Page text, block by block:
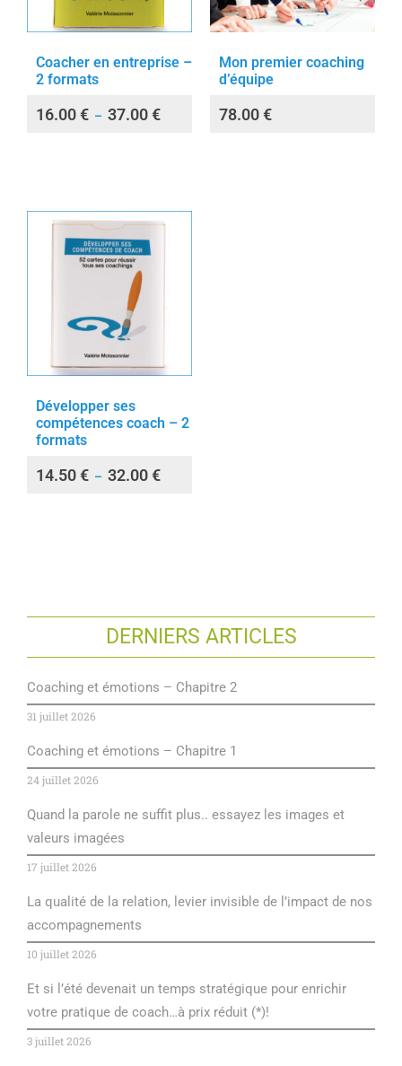
Coacher en entreprise –
2 formats
16.00€ – 37.00€
Mon premier coaching
d’équipe
78.00€
Développer ses
compétences coach – 2
formats
14.50€ – 32.00€
DERNIERS ARTICLES
Coaching et émotions – Chapitre 2
31 juillet 2026
Coaching et émotions – Chapitre 1
24 juillet 2026
Quand la parole ne suffit plus.. essayez les images et
valeurs imagées
17 juillet 2026
La qualité de la relation, levier invisible de l’impact de nos
accompagnements
10 juillet 2026
Et si l’été devenait un temps stratégique pour enrichir
votre pratique de coach…à prix réduit (*)!
3 juillet 2026